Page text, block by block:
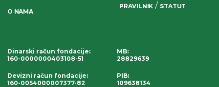
O NAMA
PRAVILNIK / STATUT
Dinarski račun fondacije:
160-0000000403108-51
Devizni račun fondacije:
160-0054000007377-82
MB:
28829639
PIB:
109638134